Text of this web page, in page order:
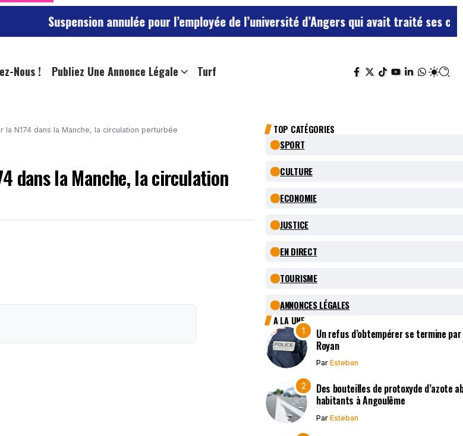
Suspension annulée pour l’employée de l’université d’Angers qui avait traité ses chefs de
Nous ! Publiez Une Annonce Légale Turf
N174 dans la Manche, la circulation perturbée
dans la Manche, la circulation
TOP CATÉGORIES
SPORT
CULTURE
ECONOMIE
JUSTICE
EN DIRECT
TOURISME
ANNONCES LÉGALES
A LA UNE
Un refus d’obtempérer se termine
Royan
Par Esteban
Des bouteilles de protoxyde d’azote
habitants à Angoulême
Par Esteban